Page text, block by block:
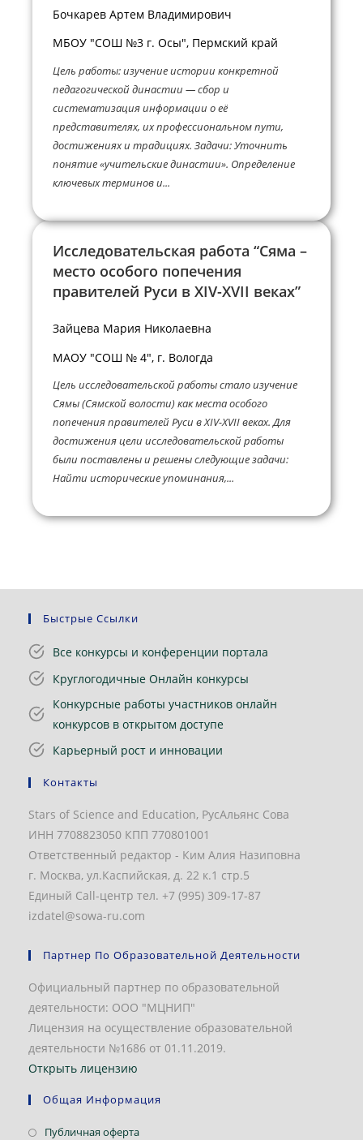
Бочкарев Артем Владимирович
МБОУ "СОШ №3 г. Осы", Пермский край
Цель работы: изучение истории конкретной
педагогической династии — сбор и
систематизация информации о её
представителях, их профессиональном пути,
достижениях и традициях. Задачи: Уточнить
понятие «учительские династии». Определение
ключевых терминов и...
Исследовательская работа “Сяма –
место особого попечения
правителей Руси в XIV-XVII веках”
Зайцева Мария Николаевна
МАОУ "СОШ № 4", г. Вологда
Цель исследовательской работы стало изучение
Сямы (Сямской волости) как места особого
попечения правителей Руси в XIV-XVII веках. Для
достижения цели исследовательской работы
были поставлены и решены следующие задачи:
Найти исторические упоминания,...
Быстрые Ссылки
Все конкурсы и конференции портала
Круглогодичные Онлайн конкурсы
Конкурсные работы участников онлайн
конкурсов в открытом доступе
Карьерный рост и инновации
Контакты
Stars of Science and Education, РусАльянс Сова
ИНН 7708823050 КПП 770801001
Ответственный редактор - Ким Алия Назиповна
г. Москва, ул.Каспийская, д. 22 к.1 стр.5
Единый Call-центр тел. +7 (995) 309-17-87
izdatel@sowa-ru.com
Партнер По Образовательной Деятельности
Официальный партнер по образовательной
деятельности: ООО "МЦНИП"
Лицензия на осуществление образовательной
деятельности №1686 от 01.11.2019.
Открыть лицензию
Общая Информация
Публичная офертаОткроется